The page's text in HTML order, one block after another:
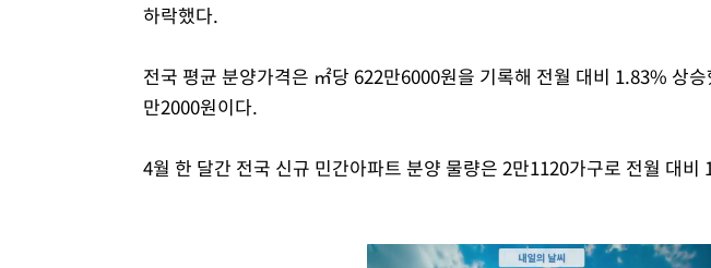
하락했다.
전국 평균 분양가격은 ㎡당 622만6000원을 기록해 전월 대비 1.83% 상
만2000원이다.
4월 한 달간 전국 신규 민간아파트 분양 물량은 2만1120가구로 전월 대비